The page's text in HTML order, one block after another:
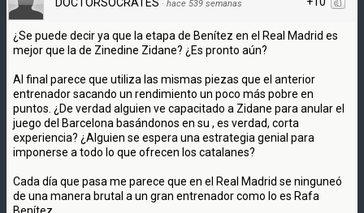
· hace 539 semanas
¿Se puede decir ya que la etapa de Benítez en el Real Madrid es
mejor que la de Zinedine Zidane? ¿Es pronto aún?
Al final parece que utiliza las mismas piezas que el anterior
entrenador sacando un rendimiento un poco más pobre en
puntos. ¿De verdad alguien ve capacitado a Zidane para anular el
juego del Barcelona basándonos en su , es verdad, corta
experiencia? ¿Alguien se espera una estrategia genial para
imponerse a todo lo que ofrecen los catalanes?
Cada día que pasa me parece que en el Real Madrid se ninguneó
de una manera brutal a un gran entrenador como lo es Rafa